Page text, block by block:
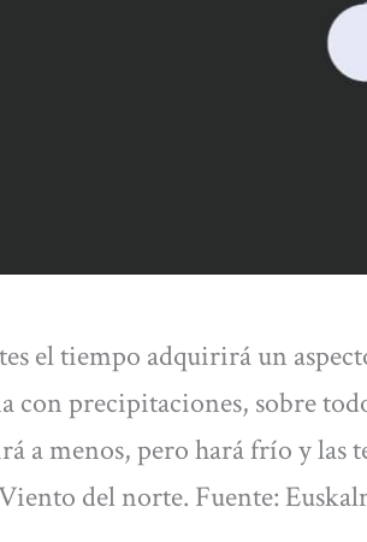
el tiempo adquirirá un
con precipitaciones, sobre
a menos, pero hará frío y las
del norte. Fuente: